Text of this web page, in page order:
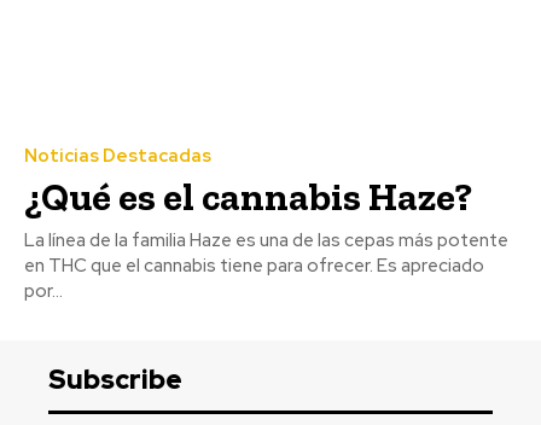
Noticias Destacadas
¿Qué es el cannabis Haze?
La línea de la familia Haze es una de las cepas más potente
en THC que el cannabis tiene para ofrecer. Es apreciado
por...
Subscribe